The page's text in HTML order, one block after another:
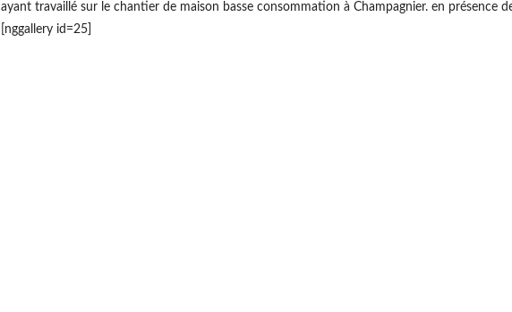
ayant travaillé sur le chantier de maison basse consommation à Champagnier. en présence
[nggallery id=25]